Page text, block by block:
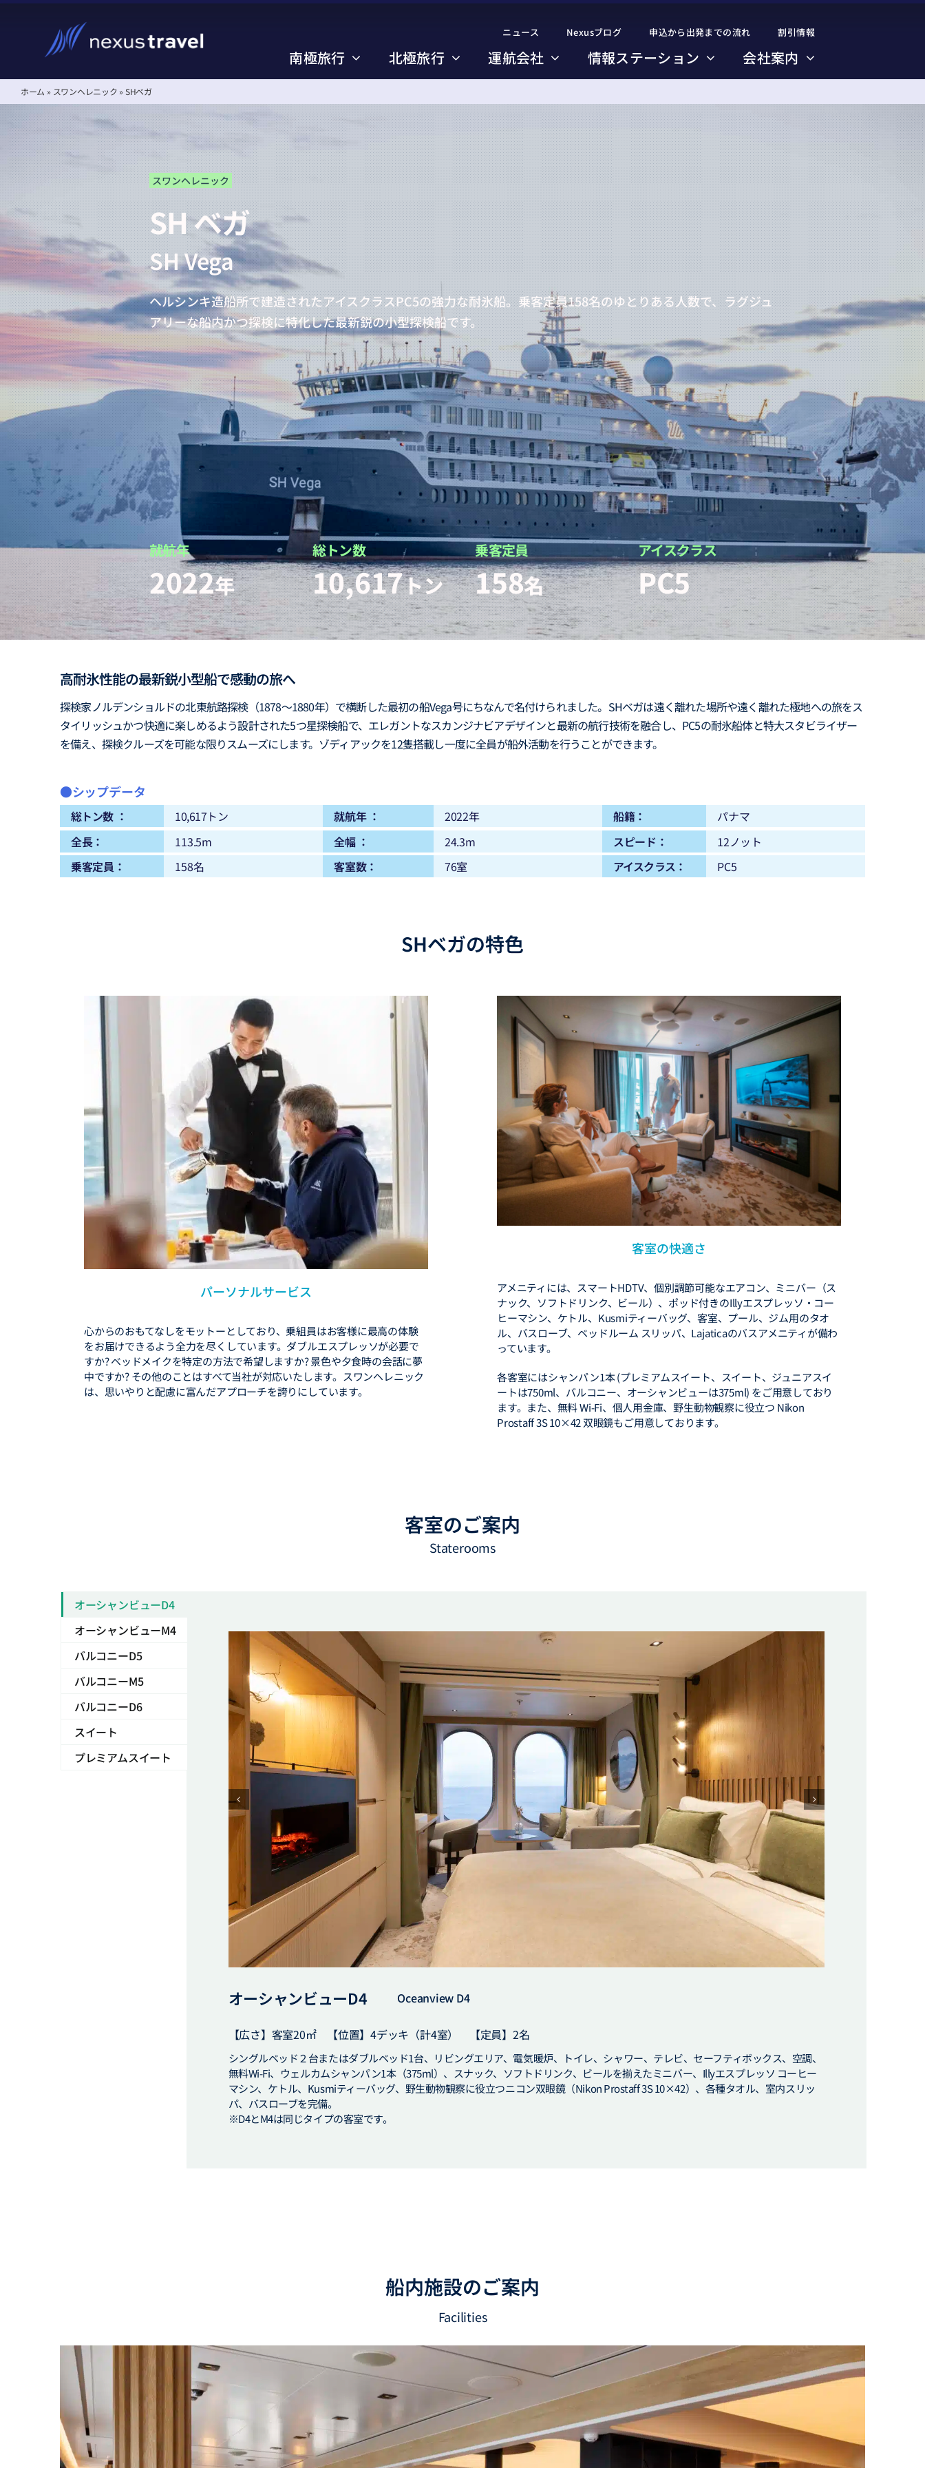
ニュース Nexusブログ 申込から出発までの流れ 割引情報
南極旅行
南極クルーズ、南極旅行のコース一覧
失敗しない南極旅行の選び方のポイント
北極旅行 運航会社 情報ステーション 会社案内
ニュース Nexusブログ 申込から出発までの流れ 割引情報
南極旅行
南極クルーズ、南極旅行のコース一覧
失敗しない南極旅行の選び方のポイント
北極旅行 運航会社 情報ステーション 会社案内
ホーム » スワンヘレニック »SHベガ
スワンヘレニック
SH ベガ
SH Vega
ヘルシンキ造船所で建造されたアイスクラスPC5の強力な耐氷船。乗客定員158名のゆとりある人数で、ラグジュ
アリーな船内かつ探検に特化した最新鋭の小型探検船です。
就航年
2022年
総トン数
10,617トン
乗客定員
158名
アイスクラス
PC5
高耐氷性能の最新鋭小型船で感動の旅へ
探検家ノルデンショルドの北東航路探検（1878～1880年）で横断した最初の船Vega号にちなんで名付けられました。SHベガは遠く離れた場所や遠く離れた極地への旅をス
タイリッシュかつ快適に楽しめるよう設計された5つ星探検船で、エレガントなスカンジナビアデザインと最新の航行技術を融合し、PC5の耐氷船体と特大スタビライザー
を備え、探検クルーズを可能な限りスムーズにします。ゾディアックを12隻搭載し一度に全員が船外活動を行うことができます。
●シップデータ
総トン数 ： 10,617トン 就航年 ： 2022年 船籍：
パナマ
全長：
113.5m 全幅 ： 24.3m スピード：
12ノット
乗客定員：
158名 客室数： 76室 アイスクラス： PC5
SHベガの特色
パーソナルサービス
心からのおもてなしをモットーとしており、乗組員はお客様に最高の体験
をお届けできるよう全力を尽くしています。ダブルエスプレッソが必要で
すか? ベッドメイクを特定の方法で希望しますか? 景色や夕食時の会話に夢
中ですか? その他のことはすべて当社が対応いたします。スワンヘレニック
は、思いやりと配慮に富んだアプローチを誇りにしています。
客室の快適さ
アメニティには、スマートHDTV、個別調節可能なエアコン、ミニバー（ス
ナック、ソフトドリンク、ビール）、ポッド付きのIllyエスプレッソ・コー
ヒーマシン、ケトル、Kusmiティーバッグ、客室、プール、ジム用のタオ
ル、バスローブ、ベッドルーム スリッパ、Lajaticaのバスアメニティが備わ
っています。
各客室にはシャンパン1本 (プレミアムスイート、スイート、ジュニアスイ
ートは750ml、バルコニー、オーシャンビューは375ml) をご用意しており
ます。また、無料 Wi-Fi、個人用金庫、野生動物観察に役立つ Nikon
Prostaff 3S 10×42 双眼鏡もご用意しております。
客室のご案内
Staterooms
オーシャンビューD4
オーシャンビューM4
バルコニーD5
バルコニーM5
バルコニーD6
スイート
プレミアムスイート
オーシャンビューD4 Oceanview D4
【広さ】客室20㎡ 【位置】4デッキ（計4室） 【定員】2名
シングルベッド２台またはダブルベッド1台、リビングエリア、電気暖炉、トイレ、シャワー、テレビ、セーフティボックス、空調、
無料Wi-Fi、ウェルカムシャンパン1本（375ml）、スナック、ソフトドリンク、ビールを揃えたミニバー、Illyエスプレッソ コーヒー
マシン、ケトル、Kusmiティーバッグ、野生動物観察に役立つニコン双眼鏡（Nikon Prostaff 3S 10×42）、各種タオル、室内スリッ
パ、バスローブを完備。
※D4とM4は同じタイプの客室です。
船内施設のご案内
Facilities